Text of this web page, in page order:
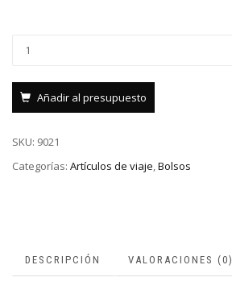
Añadir al presupuesto
SKU: 9021
Categorías: Artículos de viaje,Bolsos
DESCRIPCIÓN VALORACIONES (0)